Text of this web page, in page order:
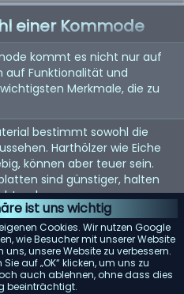
ist uns wichtig
Cookies. Wir nutzen Google
wie Besucher mit unserer Website
unsere Website zu verbessern.
auf „OK“ klicken, um uns zu
auch ablehnen, ohne dass dies
beeinträchtigt.
einer Kommode
kommt es nicht nur auf
auf Funktionalität und
Merkmale, die zu
bestimmt sowohl die
Harthölzer wie Eiche
können aber teuer sein.
sind günstiger, halten
so lange.
Sie, wie viel Stauraum
in Ihrem Zimmer zur
den Bereich, in dem Sie die
um sicherzustellen, dass